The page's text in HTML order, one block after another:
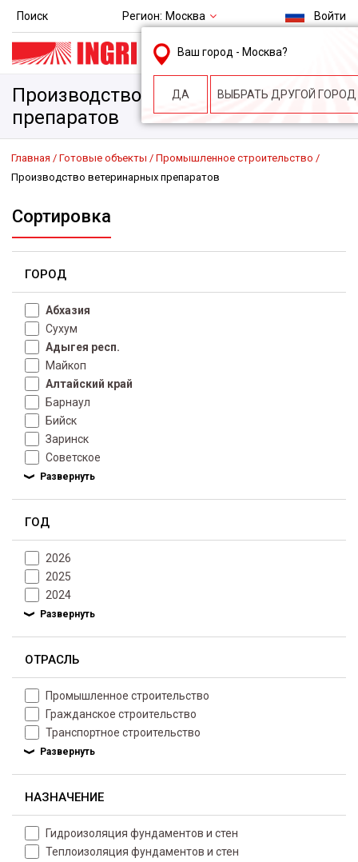
Поиск Регион: Москва
Ваш город - Москва?
ДА ВЫБРАТЬ ДРУГОЙ ГОРОД
Войти
msk@ingri.ru
пн. – пт.: 9.00-18.00
Производство ветеринарных
препаратов
Главная Готовые объекты
Промышленное строительство
Производство ветеринарных препаратов
Сортировка
ГОРОД
Абхазия
Сухум
Адыгея респ.
Майкоп
Алтайский край
Барнаул
Бийск
Заринск
Советское
ГОД
2026
2025
2024
ОТРАСЛЬ
Промышленное строительство
Гражданское строительство
Транспортное строительство
НАЗНАЧЕНИЕ
Гидроизоляция фундаментов и стен
Теплоизоляция фундаментов и стен